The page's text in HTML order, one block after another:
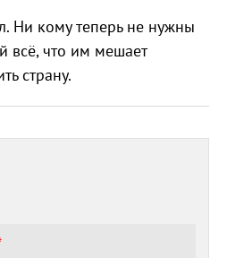
Ни кому теперь не нужны
всё, что им мешает
страну.